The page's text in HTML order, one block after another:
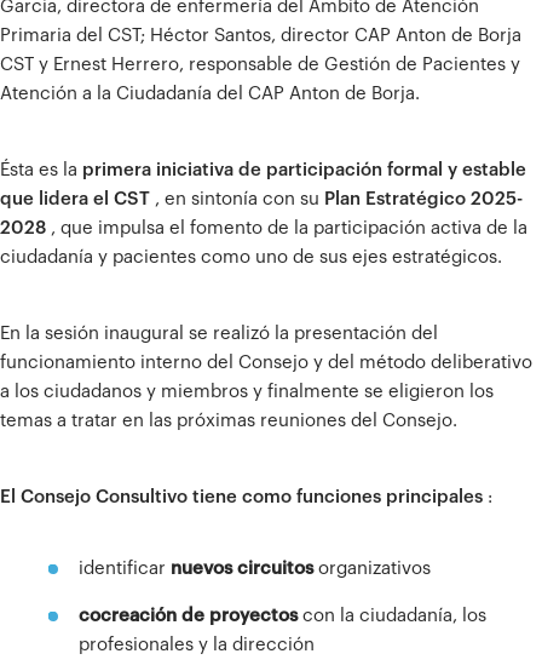
Garcia, directora de enfermería del Ámbito de Atención
Primaria del CST; Héctor Santos, director CAP Anton de Borja
CST y Ernest Herrero, responsable de Gestión de Pacientes y
Atención a la Ciudadanía del CAP Anton de Borja.
Ésta es la primera iniciativa de participación formal y estable
que lidera el CST , en sintonía con su Plan Estratégico 2025-
2028 , que impulsa el fomento de la participación activa de la
ciudadanía y pacientes como uno de sus ejes estratégicos.
En la sesión inaugural se realizó la presentación del
funcionamiento interno del Consejo y del método deliberativo
a los ciudadanos y miembros y finalmente se eligieron los
temas a tratar en las próximas reuniones del Consejo.
El Consejo Consultivo tiene como funciones principales :
identificar nuevos circuitosorganizativos
cocreación de proyectoscon la ciudadanía, los
profesionales y la dirección